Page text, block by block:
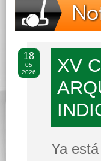
XV
18
05
2026
Ya